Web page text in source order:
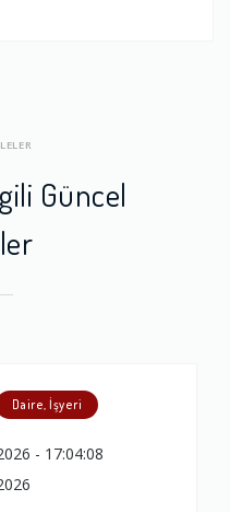
Güncel
Daire, İşyeri
- 17:04:08